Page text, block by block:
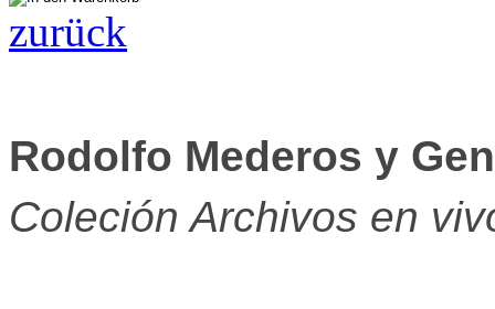
zurück
Rodolfo Mederos y
Coleción Archivos en